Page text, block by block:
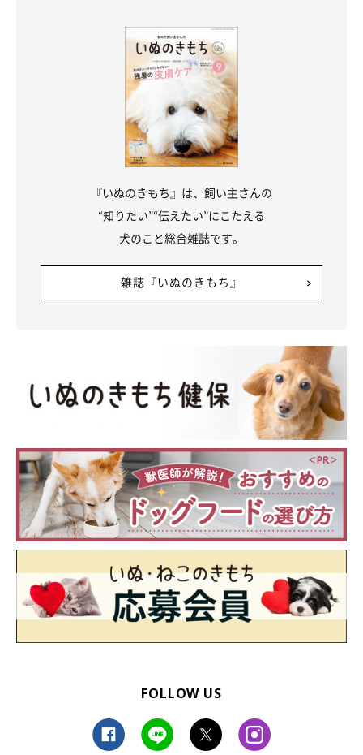
超小型犬はレギュラー、小型・中型犬はワイド、大型犬
犬が排泄しやいのは大きめのトイレ。超小型犬はレギュラー。小
す。まだ子犬なら、成犬のときのサイズに合わせて選びましょ
う。トイレを失敗しやすいなら、大きめを使ってもOKです。
イズをチェックしてみてくださいね。
『いぬのきもち』は、飼い主さんの
“知りたい”“伝えたい”にこたえる
犬のこと総合雑誌です。
雑誌『いぬのきもち』
FOLLOW US